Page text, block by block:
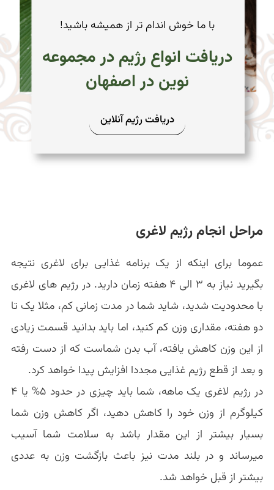
با ما خوش اندام تر از همیشه باشید!
دریافت انواع رژیم در مجموعه
نوین در اصفهان
دریافت رژیم آنلاین
مراحل انجام رژیم لاغری
عموما برای اینکه از یک برنامه غذایی برای لاغری نتیجه
بگیرید نیاز به ۳ الی ۴ هفته زمان دارید. در رژیم های لاغری
با محدودیت شدید، شاید شما در مدت زمانی کم، مثلا یک تا
دو هفته، مقداری وزن کم کنید، اما باید بدانید قسمت زیادی
از این وزن کاهش یافته، آب بدن شماست که از دست رفته
و بعد از قطع رژیم غذایی مجددا افزایش پیدا خواهد کرد.
در رژیم لاغری یک ماهه، شما باید چیزی در حدود ۵% یا ۴
کیلوگرم از وزن خود را کاهش دهید، اگر کاهش وزن شما
بسیار بیشتر از این مقدار باشد به سلامت شما آسیب
میرساند و در بلند مدت نیز باعث بازگشت وزن به عددی
بیشتر از قبل خواهد شد.